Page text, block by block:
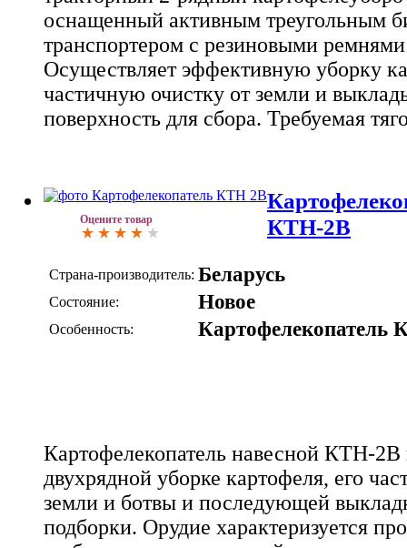
оснащенный активным треугольным
транспортером с резиновыми
Осуществляет эффективную уборку
частичную очистку от земли и
поверхность для сбора. Требуемая
Оцените товар
КТН-2В
Страна-производитель: Беларусь
Состояние: Новое
Особенность: Картофелекопатель
Картофелекопатель навесной КТН-2В
двухрядной уборке картофеля, его
земли и ботвы и последующей
подборки. Орудие характеризуется